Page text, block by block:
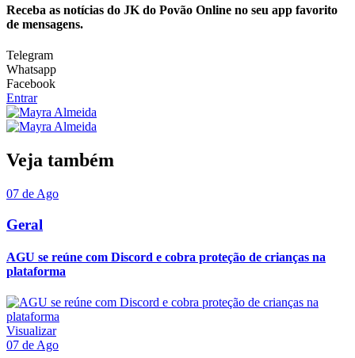
Receba as notícias do JK do Povão Online no seu app favorito
de mensagens.
Telegram
Whatsapp
Facebook
Entrar
Veja também
07 de Ago
Geral
AGU se reúne com Discord e cobra proteção de crianças na
plataforma
Visualizar
07 de Ago